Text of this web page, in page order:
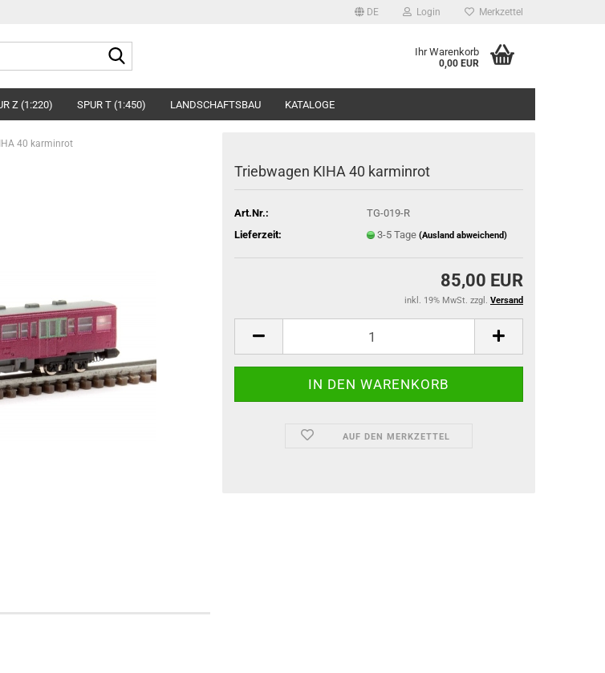
DE Login Merkzettel
Ihr Warenkorb
0,00 EUR
Z (1:220) SPUR T (1:450) LANDSCHAFTSBAU KATALOGE
40 karminrot
Triebwagen KIHA 40 karminrot
Art.Nr.:
TG-019-R
Lieferzeit:
3-5 Tage (Ausland abweichend)
85,00 EUR
inkl. 19% MwSt. zzgl. Versand
AUF DEN MERKZETTEL